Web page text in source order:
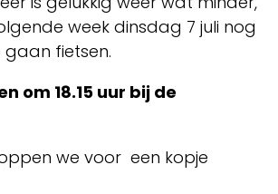
week dinsdag 7 juli nog
gaan fietsen.
om 18.15 uur bij de
we voor een kopje